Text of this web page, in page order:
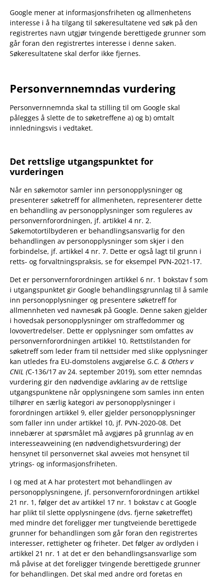
Google mener at informasjonsfriheten og allmenhetens
interesse i å ha tilgang til søkeresultatene ved søk på den
registrertes navn utgjør tvingende berettigede grunner som
går foran den registrertes interesse i denne saken.
Søkeresultatene skal derfor ikke fjernes.
Personvernnemndas vurdering
Personvernnemnda skal ta stilling til om Google skal
pålegges å slette de to søketreffene a) og b) omtalt
innledningsvis i vedtaket.
Det rettslige utgangspunktet for
vurderingen
Når en søkemotor samler inn personopplysninger og
presenterer søketreff for allmenheten, representerer dette
en behandling av personopplysninger som reguleres av
personvernforordningen, jf. artikkel 4 nr. 2.
Søkemotortilbyderen er behandlingsansvarlig for den
behandlingen av personopplysninger som skjer i den
forbindelse, jf. artikkel 4 nr. 7. Dette er også lagt til grunn i
retts- og forvaltningspraksis, se for eksempel PVN-2021-17.
Det er personvernforordningen artikkel 6 nr. 1 bokstav f som
i utgangspunktet gir Google behandlingsgrunnlag til å samle
inn personopplysninger og presentere søketreff for
allmennheten ved navnesøk på Google. Denne saken gjelder
i hovedsak personopplysninger om straffedommer og
lovovertredelser. Dette er opplysninger som omfattes av
personvernforordningen artikkel 10. Rettstilstanden for
søketreff som leder fram til nettsider med slike opplysninger
kan utledes fra EU-domstolens avgjørelse G.C. & Others v
CNIL (C-136/17 av 24. september 2019), som etter nemndas
vurdering gir den nødvendige avklaring av de rettslige
utgangspunktene når opplysningene som samles inn enten
tilhører en særlig kategori av personopplysninger i
forordningen artikkel 9, eller gjelder personopplysninger
som faller inn under artikkel 10, jf. PVN-2020-08. Det
innebærer at spørsmålet må avgjøres på grunnlag av en
interesseavveining (en nødvendighetsvurdering) der
hensynet til personvernet skal avveies mot hensynet til
ytrings- og informasjonsfriheten.
I og med at A har protestert mot behandlingen av
personopplysningene, jf. personvernforordningen artikkel
21 nr. 1, følger det av artikkel 17 nr. 1 bokstav c at Google
har plikt til slette opplysningene (dvs. fjerne søketreffet)
med mindre det foreligger mer tungtveiende berettigede
grunner for behandlingen som går foran den registrertes
interesser, rettigheter og friheter. Det følger av ordlyden i
artikkel 21 nr. 1 at det er den behandlingsansvarlige som
må påvise at det foreligger tvingende berettigede grunner
for behandlingen. Det skal med andre ord foretas en